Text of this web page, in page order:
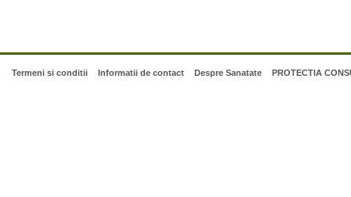
Termeni si conditii Informatii de contact Despre Sanatate PROTECTIA